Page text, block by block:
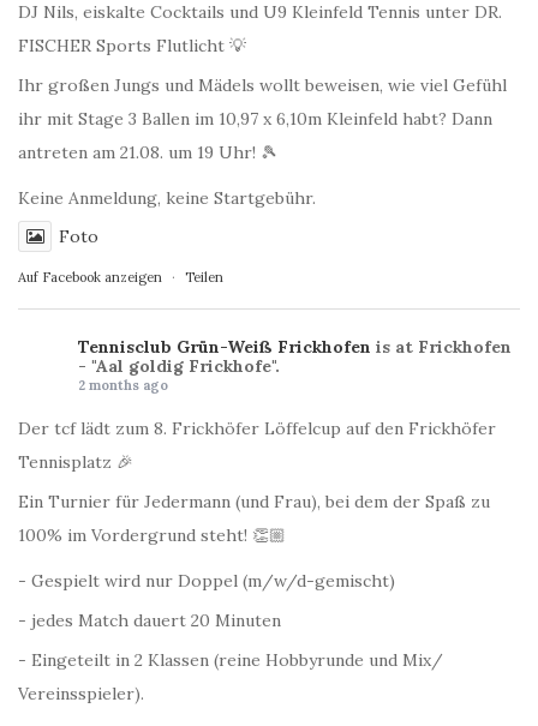
DJ Nils, eiskalte Cocktails und U9 Kleinfeld Tennis unter DR.
FISCHER Sports Flutlicht 💡
Ihr großen Jungs und Mädels wollt beweisen, wie viel Gefühl
ihr mit Stage 3 Ballen im 10,97 x 6,10m Kleinfeld habt? Dann
antreten am 21.08. um 19 Uhr! 🎾
Keine Anmeldung, keine Startgebühr.
Foto
Auf Facebook anzeigen · Teilen
Tennisclub Grün-Weiß Frickhofen is at Frickhofen
- "Aal goldig Frickhofe".
2 months ago
Der tcf lädt zum 8. Frickhöfer Löffelcup auf den Frickhöfer
Tennisplatz 🎉
Ein Turnier für Jedermann (und Frau), bei dem der Spaß zu
100% im Vordergrund steht! 👏🏼
- Gespielt wird nur Doppel (m/w/d-gemischt)
- jedes Match dauert 20 Minuten
- Eingeteilt in 2 Klassen (reine Hobbyrunde und Mix/
Vereinsspieler).